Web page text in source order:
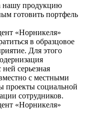
нашу продукцию
готовить портфель
«Норникеля»
в образцовое
Для этого
серьезная
с местными
проекты социальной
сотрудников.
«Норникеля»